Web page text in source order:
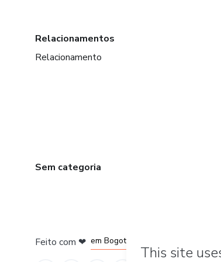
Relacionamentos
Relacionamento
Sem categoria
Feito com ❤
em Belo Horizonte
na Cidade do México
em Bogotá